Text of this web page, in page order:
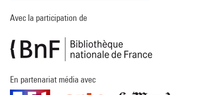
Avec la participation de
En partenariat média avec